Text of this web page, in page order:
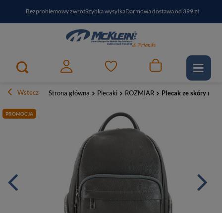
Bezproblemowy zwrotSzybka wysyłkaDarmowa dostawa od 399 zł
PayPo - kup i zapłać za30 dniZapisz się do newslettera i odbierz RABAT
Wstecz Strona główna Plecaki ROZMIAR Plecak ze skóry
PROMOCJA